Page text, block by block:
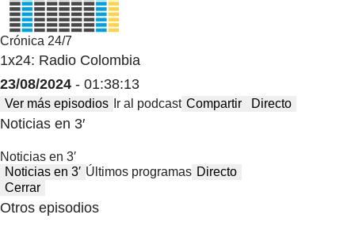
Crónica 24/7
1x24: Radio Colombia
23/08/2024 - 01:38:13
Ver más episodios Ir al podcast Compartir Directo
Noticias en 3′
Noticias en 3′
Noticias en 3′ Últimos programas Directo
Cerrar
Otros episodios